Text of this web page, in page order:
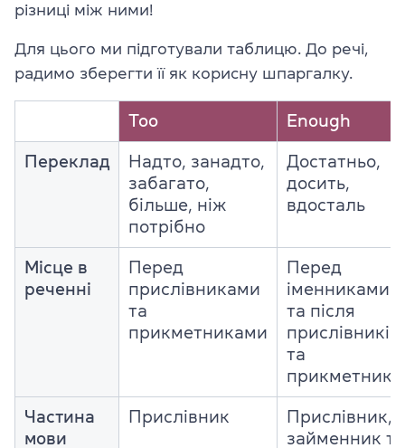
різниці між ними!
Для цього ми підготували таблицю. До речі,
радимо зберегти її як корисну шпаргалку.
Too Enough
Переклад
Надто, занадто,
забагато,
більше, ніж
потрібно
Достатньо,
досить,
вдосталь
Місце в
реченні
Перед
прислівниками
та
прикметниками
Перед
іменниками
та після
прислівників
та
Частина
мови
Прислівник
Прислівник,
займенник та